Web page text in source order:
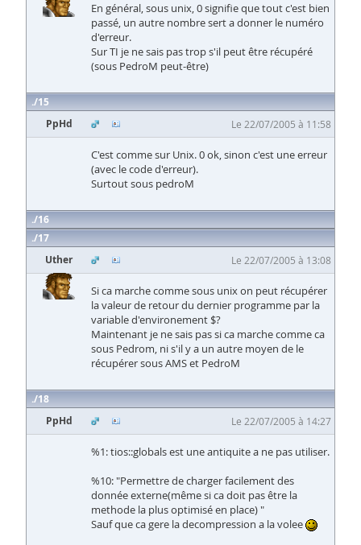
En général, sous unix, 0 signifie que tout c'est bien
passé, un autre nombre sert a donner le numéro
d'erreur.
Sur TI je ne sais pas trop s'il peut être récupéré
(sous PedroM peut-être)
15
PpHd
Le 22/07/2005 à 11:58
C'est comme sur Unix. 0 ok, sinon c'est une erreur
(avec le code d'erreur).
Surtout sous pedroM
16
17
Uther
Le 22/07/2005 à 13:08
Si ca marche comme sous unix on peut récupérer
la valeur de retour du dernier programme par la
variable d'environement $?
Maintenant je ne sais pas si ca marche comme ca
sous Pedrom, ni s'il y a un autre moyen de le
récupérer sous AMS et PedroM
18
PpHd
Le 22/07/2005 à 14:27
%1: tios::globals est une antiquite a ne pas utiliser.
%10: "Permettre de charger facilement des
donnée externe(même si ca doit pas être la
methode la plus optimisé en place) "
Sauf que ca gere la decompression a la volee